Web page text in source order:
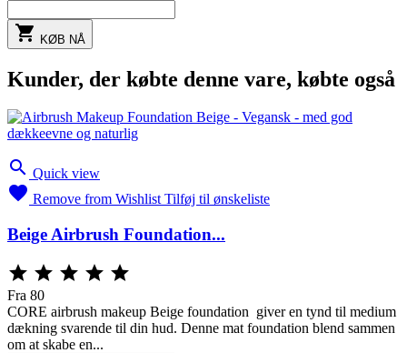
 KØB NÅ
Kunder, der købte denne vare, købte også
 Quick view
 Remove from Wishlist Tilføj til ønskeliste
Beige Airbrush Foundation...
    
Fra 80
CORE airbrush makeup Beige foundation giver en tynd til medium
dækning svarende til din hud. Denne mat foundation blend sammen
om at skabe en...